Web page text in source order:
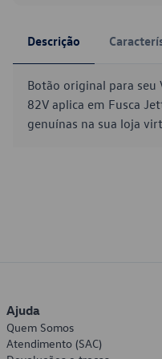
Descrição
Botão original para
82V aplica em Fusca
genuínas na sua loja
Ajuda
Quem Somos
Atendimento (SAC)